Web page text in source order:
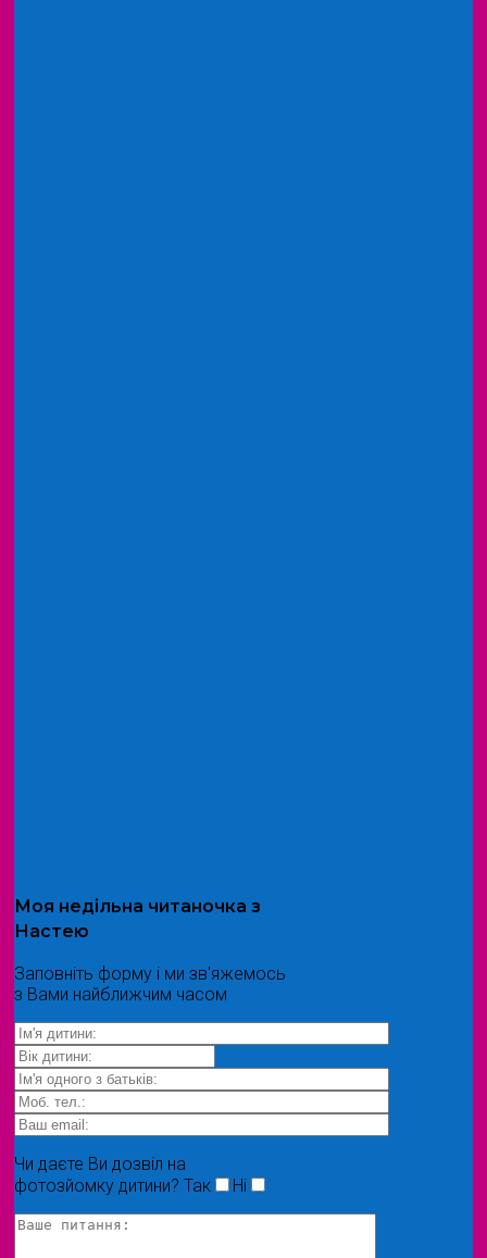
Моя недільна читаночка з
Настею
Заповніть форму і ми зв'яжемось
з Вами найближчим часом
Чи даєте Ви дозвіл на
фотозйомку дитини? Так Ні